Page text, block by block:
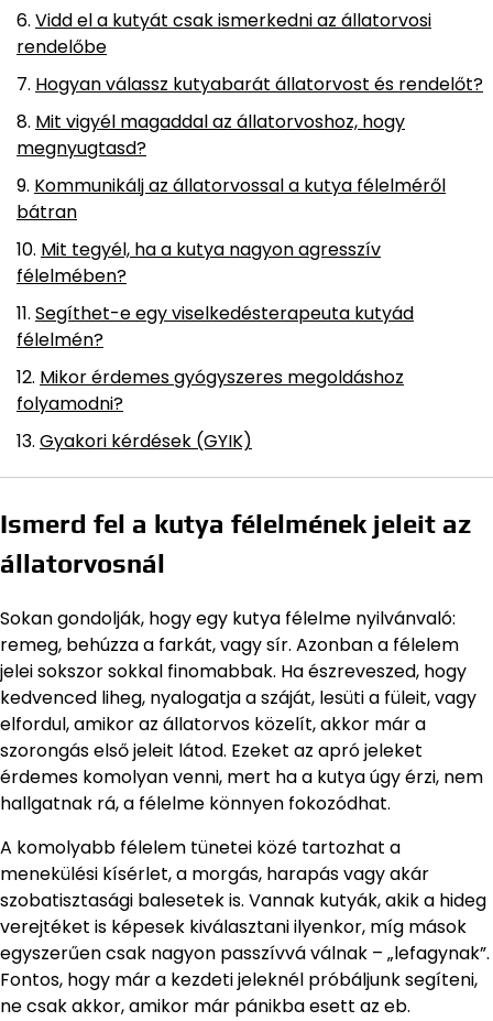
Vidd el a kutyát csak ismerkedni az állatorvosi
rendelőbe
Hogyan válassz kutyabarát állatorvost és rendelőt?
Mit vigyél magaddal az állatorvoshoz, hogy
megnyugtasd?
Kommunikálj az állatorvossal a kutya félelméről
bátran
Mit tegyél, ha a kutya nagyon agresszív
félelmében?
Segíthet-e egy viselkedésterapeuta kutyád
félelmén?
Mikor érdemes gyógyszeres megoldáshoz
folyamodni?
Gyakori kérdések (GYIK)
Ismerd fel a kutya félelmének jeleit az
állatorvosnál
Sokan gondolják, hogy egy kutya félelme nyilvánvaló:
remeg, behúzza a farkát, vagy sír. Azonban a félelem
jelei sokszor sokkal finomabbak. Ha észreveszed, hogy
kedvenced liheg, nyalogatja a száját, lesüti a füleit, vagy
elfordul, amikor az állatorvos közelít, akkor már a
szorongás első jeleit látod. Ezeket az apró jeleket
érdemes komolyan venni, mert ha a kutya úgy érzi, nem
hallgatnak rá, a félelme könnyen fokozódhat.
A komolyabb félelem tünetei közé tartozhat a
menekülési kísérlet, a morgás, harapás vagy akár
szobatisztasági balesetek is. Vannak kutyák, akik a hideg
verejtéket is képesek kiválasztani ilyenkor, míg mások
egyszerűen csak nagyon passzívvá válnak – „lefagynak”.
Fontos, hogy már a kezdeti jeleknél próbáljunk segíteni,
ne csak akkor, amikor már pánikba esett az eb.